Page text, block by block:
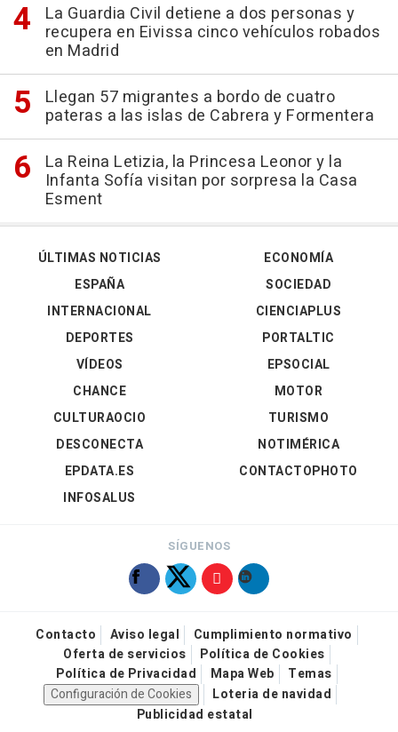
La Guardia Civil detiene a dos personas y
recupera en Eivissa cinco vehículos robados
en Madrid
Llegan 57 migrantes a bordo de cuatro
pateras a las islas de Cabrera y Formentera
La Reina Letizia, la Princesa Leonor y la
Infanta Sofía visitan por sorpresa la Casa
Esment
ÚLTIMAS NOTICIAS
ESPAÑA
INTERNACIONAL
DEPORTES
VÍDEOS
ECONOMÍA
SOCIEDAD
CIENCIAPLUS
PORTALTIC
EPSOCIAL
CHANCE
CULTURAOCIO
DESCONECTA
EPDATA.ES
INFOSALUS
MOTOR
TURISMO
NOTIMÉRICA
CONTACTOPHOTO
SÍGUENOS
Contacto Aviso legal
Cumplimiento normativo
Oferta de servicios
Política de Cookies
Política de Privacidad
Mapa Web
Temas
Configuración de Cookies
Loteria de navidad
Publicidad estatal